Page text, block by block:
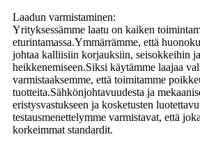
Laadun varmistaminen:
Yrityksessämme laatu on kaiken
eturintamassa.Ymmärrämme, että
johtaa kalliisiin korjauksiin, seisokkeihin
heikkenemiseen.Siksi käytämme laajaa
varmistaaksemme, että toimitamme
tuotteita.Sähkönjohtavuudesta ja
eristysvastukseen ja kosketusten
testausmenettelymme varmistavat, että
korkeimmat standardit.